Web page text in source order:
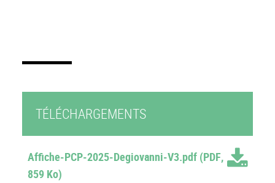
TÉLÉCHARGEMENTS
Affiche-PCP-2025-Degiovanni-V3.pdf (PDF,
859 Ko)